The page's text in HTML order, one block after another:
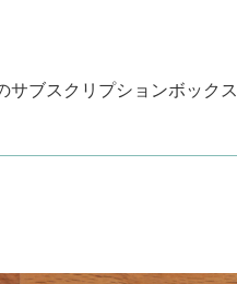
サブスクリプションボックス